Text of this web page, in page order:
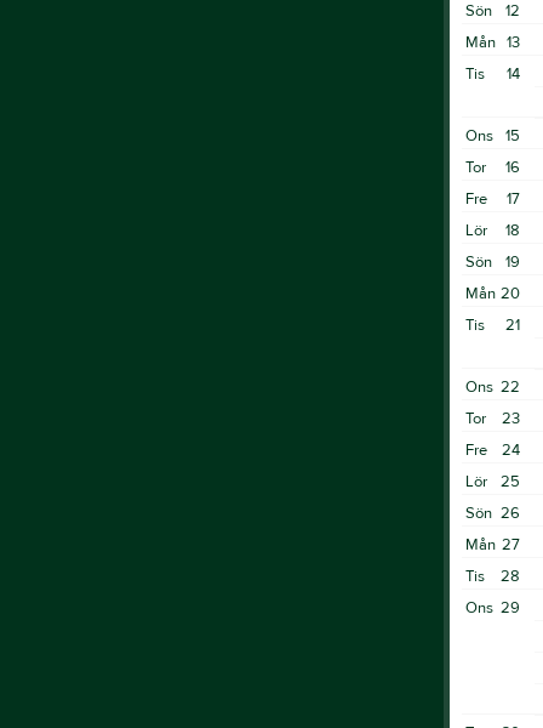
12
Sön
13
Mån
14
Tis
15
Ons
16
Tor
17
Fre
18
Lör
19
Sön
20
Mån
21
Tis
22
Ons
23
Tor
24
Fre
25
Lör
26
Sön
27
Mån
28
Tis
29
Ons